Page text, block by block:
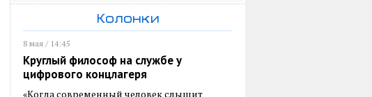
Колонки
8 мая / 14:45
Круглый философ на службе у
цифрового концлагеря
«Когда современный человек слышит